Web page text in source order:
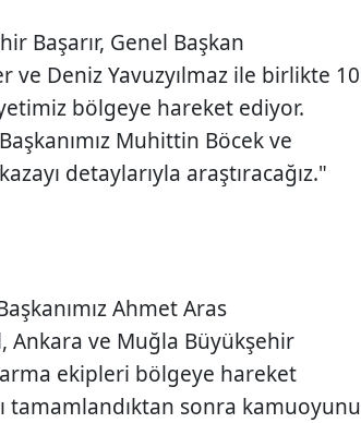
Başarır, Genel Başkan
ve Deniz Yavuzyılmaz ile birlikte 10
bölgeye hareket ediyor.
Muhittin Böcek ve
detaylarıyla araştıracağız."
Ahmet Aras
ve Muğla Büyükşehir
ekipleri bölgeye hareket
tamamlandıktan sonra kamuoyunu